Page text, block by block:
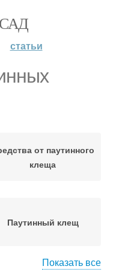
статьи
от паутинного
клеща
Паутинный клещ
Показать все